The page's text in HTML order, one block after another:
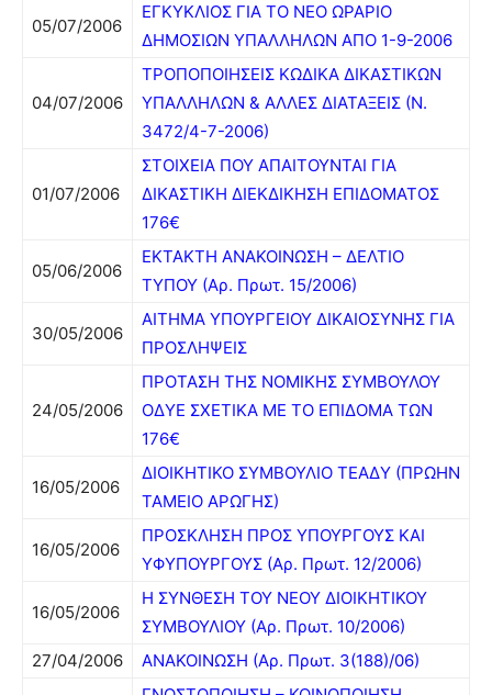
05/07/2006
ΕΓΚΥΚΛΙΟΣ ΓΙΑ ΤΟ ΝΕΟ ΩΡΑΡΙΟ
ΔΗΜΟΣΙΩΝ ΥΠΑΛΛΗΛΩΝ ΑΠΟ 1-9-2006
04/07/2006
ΤΡΟΠΟΠΟΙΗΣΕΙΣ ΚΩΔΙΚΑ ΔΙΚΑΣΤΙΚΩΝ
ΥΠΑΛΛΗΛΩΝ & ΑΛΛΕΣ ΔΙΑΤΑΞΕΙΣ (Ν.
3472/4-7-2006)
01/07/2006
ΣΤΟΙΧΕΙΑ ΠΟΥ ΑΠΑΙΤΟΥΝΤΑΙ ΓΙΑ
ΔΙΚΑΣΤΙΚΗ ΔΙΕΚΔΙΚΗΣΗ ΕΠΙΔΟΜΑΤΟΣ
176€
05/06/2006
ΕΚΤΑΚΤΗ ΑΝΑΚΟΙΝΩΣΗ – ΔΕΛΤΙΟ
ΤΥΠΟΥ (Αρ. Πρωτ. 15/2006)
30/05/2006
ΑΙΤΗΜΑ ΥΠΟΥΡΓΕΙΟΥ ΔΙΚΑΙΟΣΥΝΗΣ ΓΙΑ
ΠΡΟΣΛΗΨΕΙΣ
24/05/2006
ΠΡΟΤΑΣΗ ΤΗΣ ΝΟΜΙΚΗΣ ΣΥΜΒΟΥΛΟΥ
ΟΔΥΕ ΣΧΕΤΙΚΑ ΜΕ ΤΟ ΕΠΙΔΟΜΑ ΤΩΝ
176€
16/05/2006
ΔΙΟΙΚΗΤΙΚΟ ΣΥΜΒΟΥΛΙΟ ΤΕΑΔΥ (ΠΡΩΗΝ
ΤΑΜΕΙΟ ΑΡΩΓΗΣ)
16/05/2006
ΠΡΟΣΚΛΗΣΗ ΠΡΟΣ ΥΠΟΥΡΓΟΥΣ ΚΑΙ
ΥΦΥΠΟΥΡΓΟΥΣ (Αρ. Πρωτ. 12/2006)
16/05/2006
Η ΣΥΝΘΕΣΗ ΤΟΥ ΝΕΟΥ ΔΙΟΙΚΗΤΙΚΟΥ
ΣΥΜΒΟΥΛΙΟΥ (Αρ. Πρωτ. 10/2006)
27/04/2006
ΑΝΑΚΟΙΝΩΣΗ (Αρ. Πρωτ. 3(188)/06)